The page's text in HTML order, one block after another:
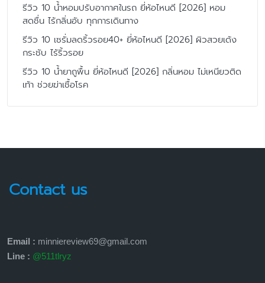
รีวิว 10 น้ำหอมปรับอากาศในรถ ยี่ห้อไหนดี [2026] หอม
สดชื่น ไร้กลิ่นอับ ทุกการเดินทาง
รีวิว 10 เซรั่มลดริ้วรอย40+ ยี่ห้อไหนดี [2026] ผิวสวยเด้ง
กระชับ ไร้ริ้วรอย
รีวิว 10 น้ำยาถูพื้น ยี่ห้อไหนดี [2026] กลิ่นหอม ไม่เหนียวติด
เท้า ช่วยฆ่าเชื้อโรค
Contact us
Email : minniereview69@gmail.com
Line : @511tlryz